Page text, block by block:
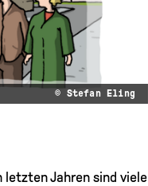
© Stefan Eling
letzten Jahren sind viele